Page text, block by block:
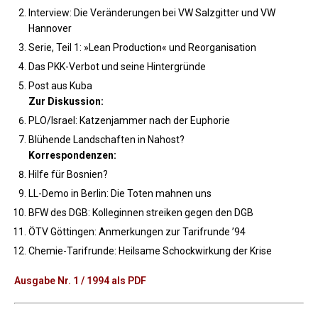
Interview: Die Veränderungen bei VW Salzgitter und VW
Hannover
Serie, Teil 1: »Lean Production« und Reorganisation
Das PKK-Verbot und seine Hintergründe
Post aus Kuba
Zur Diskussion:
PLO/Israel: Katzenjammer nach der Euphorie
Blühende Landschaften in Nahost?
Korrespondenzen:
Hilfe für Bosnien?
LL-Demo in Berlin: Die Toten mahnen uns
BFW des DGB: Kolleginnen streiken gegen den DGB
ÖTV Göttingen: Anmerkungen zur Tarifrunde ’94
Chemie-Tarifrunde: Heilsame Schockwirkung der Krise
Ausgabe Nr. 1 / 1994 als PDF